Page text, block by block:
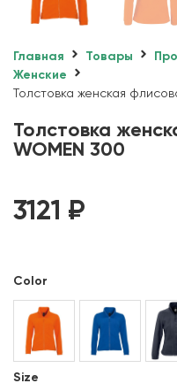
Главная Товары
Женские
Толстовка женская
Толстовка
WOMEN 300
3121 ₽
Color
Size